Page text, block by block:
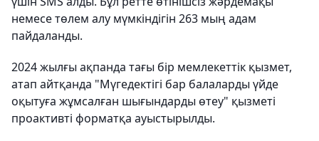
немесе төлем алу мүмкіндігін 263 мың адам
пайдаланды.
2024 жылғы ақпанда тағы бір мемлекеттік қызмет,
атап айтқанда "Мүгедектігі бар балаларды үйде
оқытуға жұмсалған шығындарды өтеу" қызметі
проактивті форматқа ауыстырылды.